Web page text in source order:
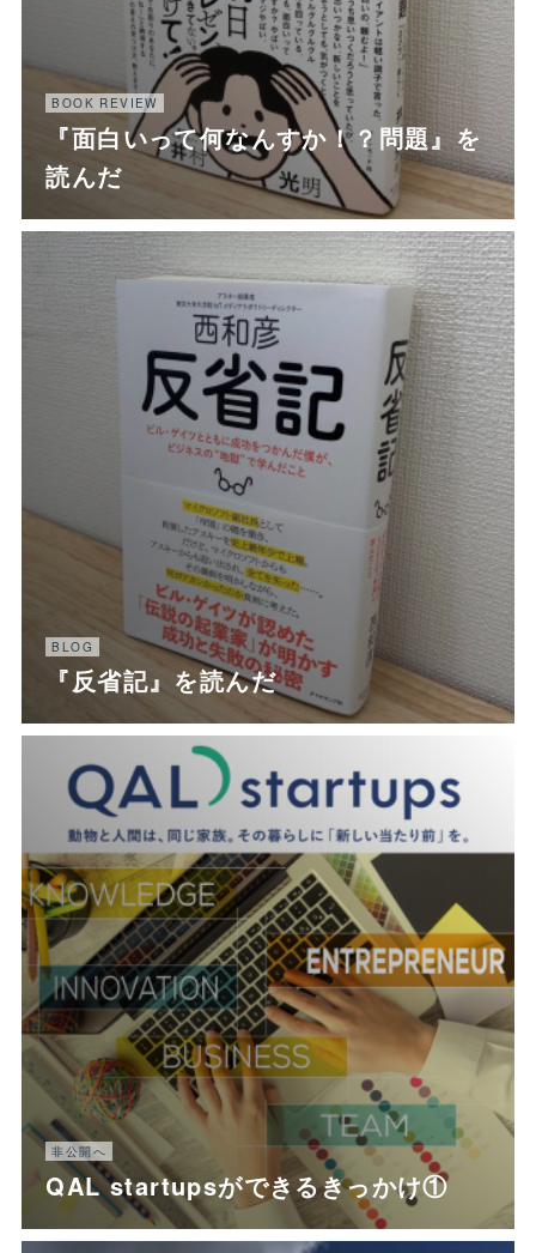
BOOK REVIEW
『面白いって何なんすか！？問題』を
読んだ
BLOG
『反省記』を読んだ
非公開へ
QAL startupsができるきっかけ①